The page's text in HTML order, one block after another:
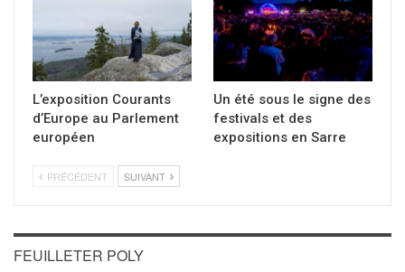
L’exposition Courants
d’Europe au Parlement
européen
Un été sous le signe des
festivals et des
expositions en Sarre
PRÉCÉDENT SUIVANT
FEUILLETER POLY